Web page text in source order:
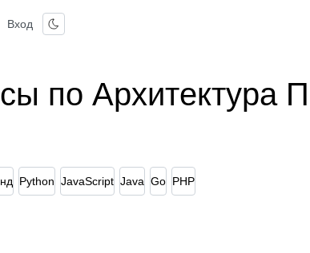
Вход
по Архитектура
Python JavaScript Java Go PHP